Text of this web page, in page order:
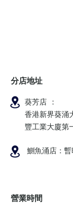
分店地址
葵芳店 ：
香港新界葵涌
豐工業大廈第
鰂魚涌店：
​營業時間